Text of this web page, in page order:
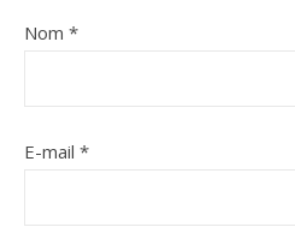
Nom *
E-mail *